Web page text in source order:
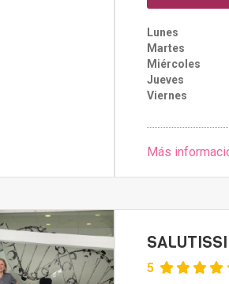
Lunes
Martes
Miércoles
Jueves
Viernes
Más
5